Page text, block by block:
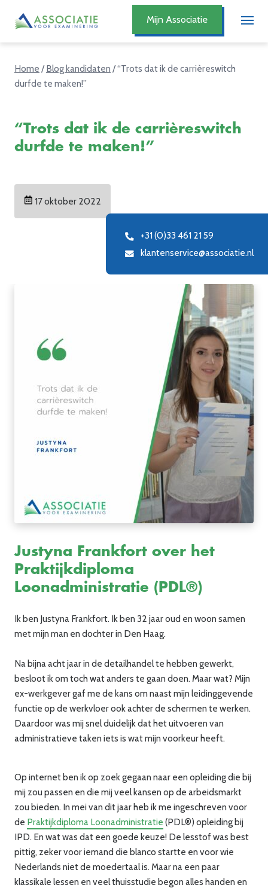
Mijn Associatie
Home /Blog kandidaten /“Trots dat ik de carrièreswitch
durfde te maken!”
“Trots dat ik de carrièreswitch
durfde te maken!”
17 oktober 2022
+31 (0)33 461 21 59
klantenservice@associatie.nl
Justyna Frankfort over het
Praktijkdiploma
Loonadministratie (PDL®)
Ik ben Justyna Frankfort. Ik ben 32 jaar oud en woon samen
met mijn man en dochter in Den Haag.
Na bijna acht jaar in de detailhandel te hebben gewerkt,
besloot ik om toch wat anders te gaan doen. Maar wat? Mijn
ex-werkgever gaf me de kans om naast mijn leidinggevende
functie op de werkvloer ook achter de schermen te werken.
Daardoor was mij snel duidelijk dat het uitvoeren van
administratieve taken iets is wat mijn voorkeur heeft.
Op internet ben ik op zoek gegaan naar een opleiding die bij
mij zou passen en die mij veel kansen op de arbeidsmarkt
zou bieden. In mei van dit jaar heb ik me ingeschreven voor
de Praktijkdiploma Loonadministratie (PDL®) opleiding bij
IPD. En wat was dat een goede keuze! De lesstof was best
pittig, zeker voor iemand die blanco startte en voor wie
Nederlands niet de moedertaal is. Maar na een paar
klassikale lessen en veel thuisstudie begon alles handen en